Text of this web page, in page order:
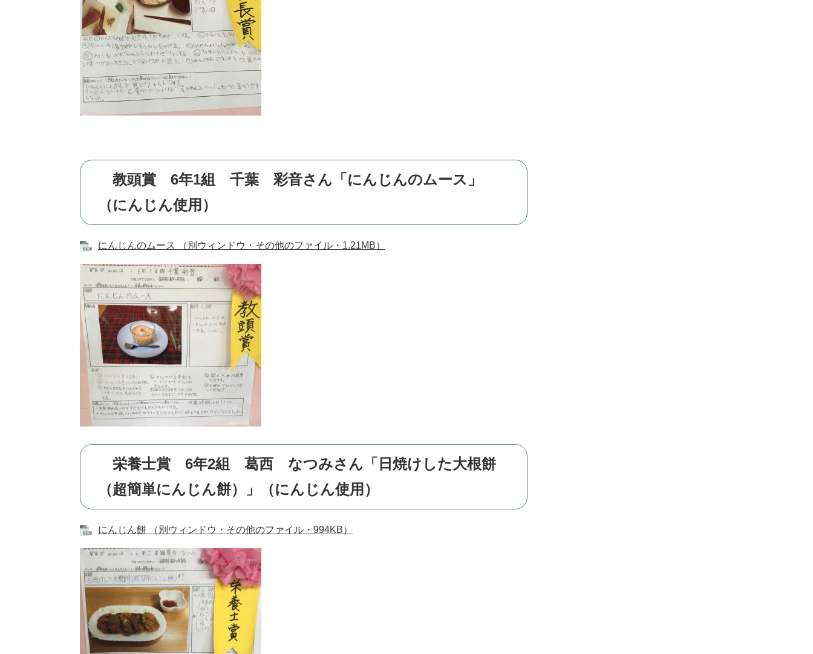
教頭賞 6年1組 千葉 彩音さん「にんじんのムース」
（にんじん使用）
にんじんのムース （別ウィンドウ・その他のファイル・1.21MB）
栄養士賞 6年2組 葛西 なつみさん「日焼けした大根餅
（超簡単にんじん餅）」（にんじん使用）
にんじん餅 （別ウィンドウ・その他のファイル・994KB）